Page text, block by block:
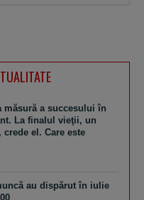
măsură a succesului în
La finalul vieţii, un
el. Care este
au dispărut în iulie